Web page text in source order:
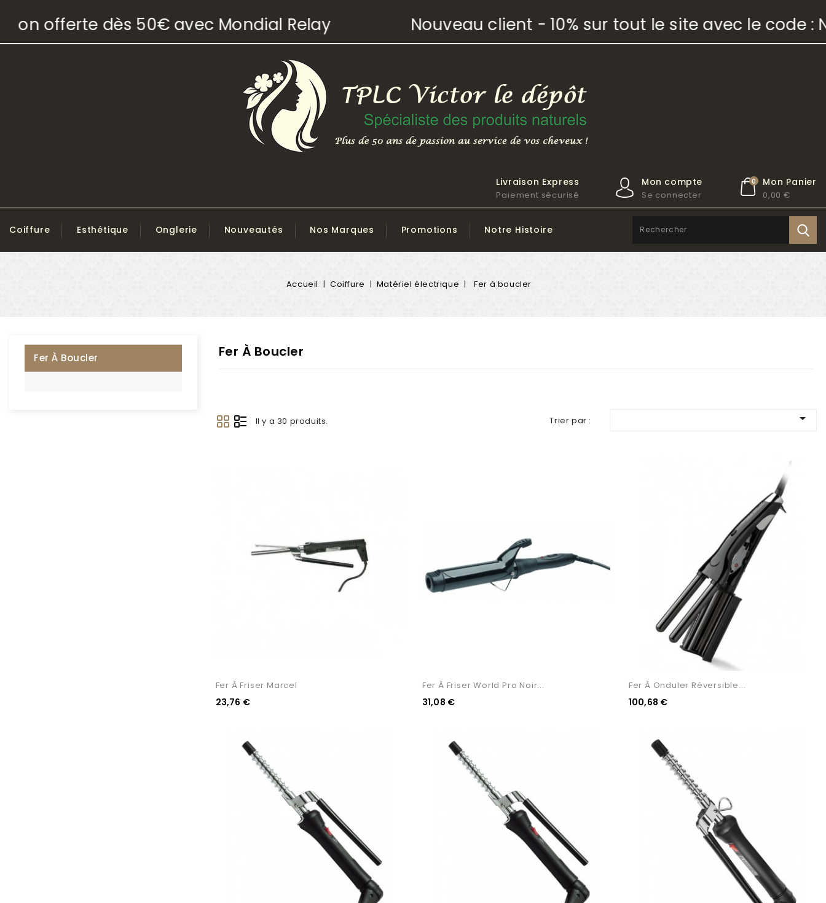
offerte dès 50€ avec Mondial Relay Nouveau client - 10% sur tout le site avec le code :
Mon Panier
0,00 €
0
Mon compte
Se connecter
Livraison Express
Paiement sécurisé
Coiffure Esthétique Onglerie Nouveautés Nos Marques Promotions Notre Histoire
Accueil Coiffure Matériel électrique Fer à boucler
Fer À Boucler Fer À Boucler
Il y a 30 produits. Trier par : 
Fer À Friser Marcel
23,76 €
Fer À Friser World Pro Noir...
31,08 €
Fer À Onduler Réversible...
100,68 €